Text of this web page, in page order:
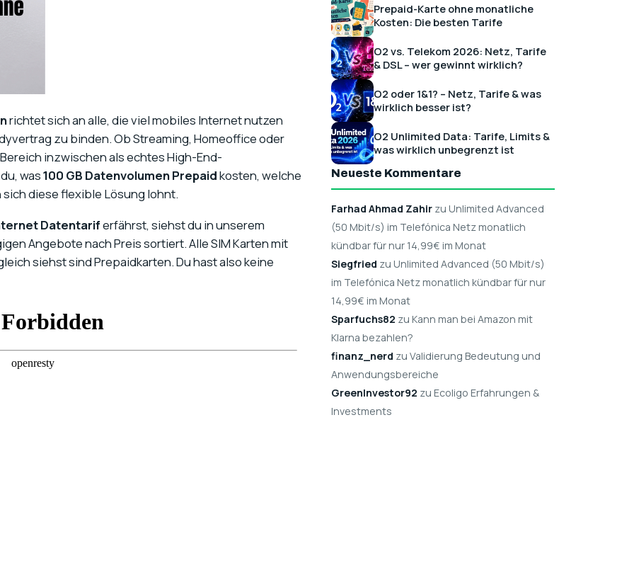
richtet sich an alle, die viel mobiles Internet nutzen
zu binden. Ob Streaming, Homeoffice oder
inzwischen als echtes High-End-
was100 GB Datenvolumen Prepaidkosten, welche
diese flexible Lösung lohnt.
Datentariferfährst, siehst du in unserem
Angebote nach Preis sortiert. Alle SIM Karten mit
siehst sind Prepaidkarten. Du hast also keine
Prepaid-Karte ohne monatliche
Kosten: Die besten Tarife
O2 vs. Telekom 2026: Netz, Tarife
& DSL – wer gewinnt wirklich?
O2 oder 1&1? – Netz, Tarife & was
wirklich besser ist?
O2 Unlimited Data: Tarife, Limits &
was wirklich unbegrenzt ist
Neueste Kommentare
Farhad Ahmad Zahir zu Unlimited Advanced
(50 Mbit/s) im Telefónica Netz monatlich
kündbar für nur 14,99€ im Monat
Siegfried zu Unlimited Advanced (50 Mbit/s)
im Telefónica Netz monatlich kündbar für nur
14,99€ im Monat
Sparfuchs82 zu Kann man bei Amazon mit
Klarna bezahlen?
finanz_nerd zu Validierung Bedeutung und
Anwendungsbereiche
GreenInvestor92 zu Ecoligo Erfahrungen &
Investments